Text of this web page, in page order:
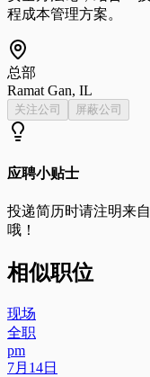
程成本管理方案。
总部
Ramat Gan, IL
关注公司 屏蔽公司
应聘小贴士
投递简历时请注明来自
哦！
相似职位
现场
全职
pm
7月14日